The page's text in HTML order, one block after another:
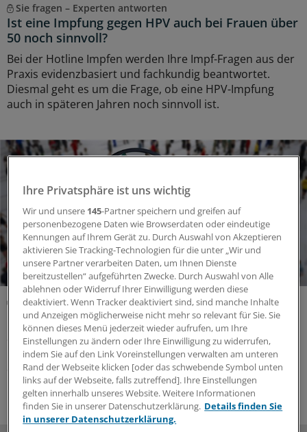
Sie fragen – Experten antworten
Ist eine Impfung gegen HPV auch bei Frauen über
50 noch sinnvoll?
Bei der Hotline Impfen werden Ihre Impf-Fragen aus der
Praxis evidenzbasiert und fachkundig beantwortet.
Diesmal geht es um die Frage, ob eine HPV-Impfung
auch in späteren Jahren noch sinnvoll ist.
Früherkennung von Geschlechtskrankheiten
Kein Screen & Treat bei mukosalen STI!
Screening-Programme auf sexuell übertragbare
Infektionen (STI) in Risikogruppen sollten sich auf
Syphilis und HIV konzentrieren. Ohne Symptome nach
mukosalen STI zu suchen, macht wenig Sinn.
Ihre Privatsphäre ist uns wichtig
Wir und unsere 145-Partner speichern und greifen auf
personenbezogene Daten wie Browserdaten oder eindeutige
Kennungen auf Ihrem Gerät zu. Durch Auswahl von Akzeptieren
aktivieren Sie Tracking-Technologien für die unter „Wir und
unsere Partner verarbeiten Daten, um Ihnen Dienste
bereitzustellen“ aufgeführten Zwecke. Durch Auswahl von Alle
ablehnen oder Widerruf Ihrer Einwilligung werden diese
deaktiviert. Wenn Tracker deaktiviert sind, sind manche Inhalte
und Anzeigen möglicherweise nicht mehr so relevant für Sie. Sie
können dieses Menü jederzeit wieder aufrufen, um Ihre
Einstellungen zu ändern oder Ihre Einwilligung zu widerrufen,
indem Sie auf den Link Voreinstellungen verwalten am unteren
Rand der Webseite klicken [oder das schwebende Symbol unten
links auf der Webseite, falls zutreffend]. Ihre Einstellungen
gelten innerhalb unseres Website. Weitere Informationen
finden Sie in unserer Datenschutzerklärung. Details finden Sie
in unserer Datenschutzerklärung.